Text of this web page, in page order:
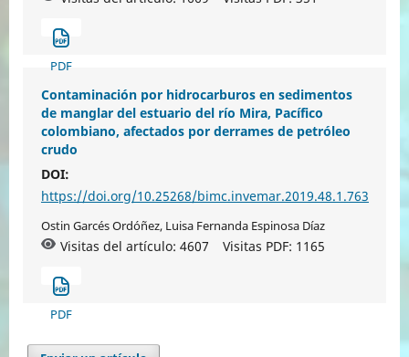
PDF
Contaminación por hidrocarburos en sedimentos
de manglar del estuario del río Mira, Pacífico
colombiano, afectados por derrames de petróleo
crudo
DOI:
https://doi.org/10.25268/bimc.invemar.2019.48.1.763
Ostin Garcés Ordóñez, Luisa Fernanda Espinosa Díaz
Visitas del artículo: 4607 Visitas PDF: 1165
PDF